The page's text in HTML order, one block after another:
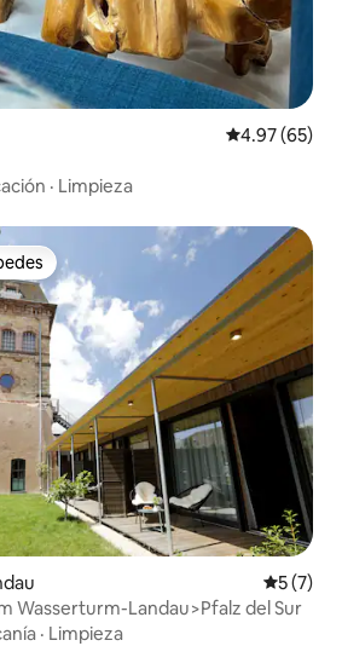
Calificación
4.97 (65)
· Limpieza
5 (7)
Wasserturm-Landau>Pfalz del Sur
· Limpieza